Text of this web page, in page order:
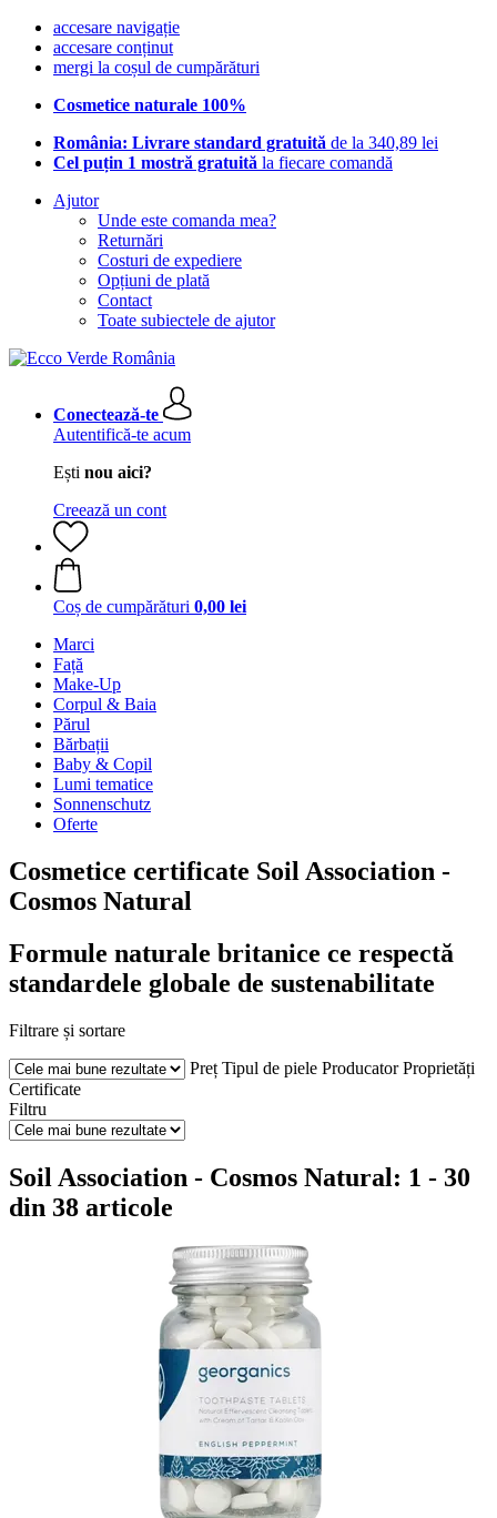
accesare navigație
accesare conținut
mergi la coșul de cumpărături
Cosmetice naturale 100%
România: Livrare standard gratuită de la 340,89 lei
Cel puțin 1 mostră gratuită la fiecare comandă
Ajutor
Unde este comanda mea?
Returnări
Costuri de expediere
Opțiuni de plată
Contact
Toate subiectele de ajutor
Conectează-te
Autentifică-te acum
Ești nou aici?
Creează un cont
Coș de cumpărături 0,00 lei
Marci
Față
Make-Up
Corpul & Baia
Părul
Bărbații
Baby & Copil
Lumi tematice
Sonnenschutz
Oferte
Cosmetice certificate Soil Association -
Cosmos Natural
Formule naturale britanice ce respectă
standardele globale de sustenabilitate
Filtrare și sortare
Preț Tipul de piele Producator Proprietăți
Certificate
Filtru
Soil Association - Cosmos Natural: 1 - 30
din 38 articole